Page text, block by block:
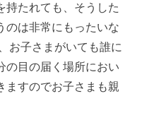
持たれても、そうした
のは非常にもったいな
お子さまがいても誰に
の目の届く場所におい
ますのでお子さまも親